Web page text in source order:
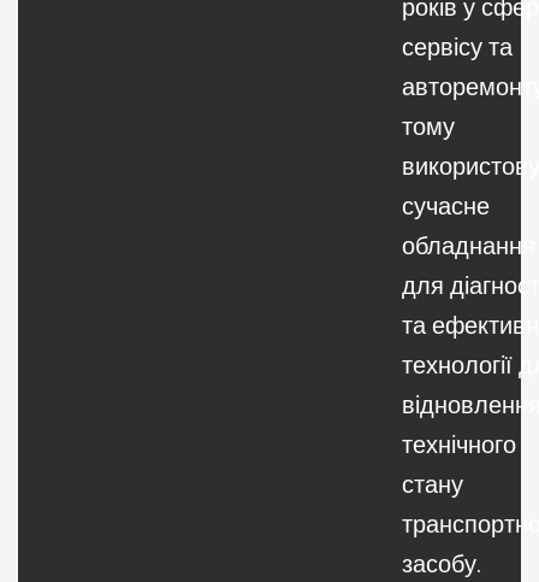
років у
сервісу та
тому
сучасне
обладнання
для
та
технології
технічного
стану
засобу.